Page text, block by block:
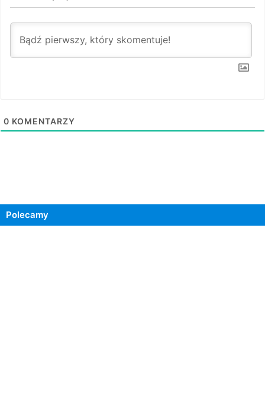
0 KOMENTARZY
Polecamy